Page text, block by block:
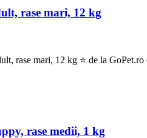
rase mari, 12 kg
rase mari, 12 kg ⭐ de la
rase medii, 1 kg